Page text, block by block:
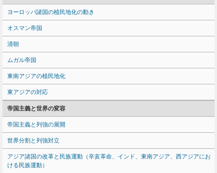
ヨーロッパ諸国の植民地化の動き
オスマン帝国
清朝
ムガル帝国
東南アジアの植民地化
東アジアの対応
帝国主義と世界の変容
帝国主義と列強の展開
世界分割と列強対立
アジア諸国の改革と民族運動（辛亥革命、インド、東南アジア、西アジアにお
ける民族運動）